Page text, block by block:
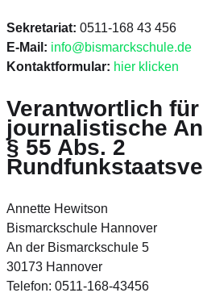
Sekretariat: 0511-168 43 456
E-Mail: info@bismarckschule.de
Kontaktformular: hier klicken
Verantwortlich
journalistische
§ 55 Abs. 2
Annette Hewitson
Bismarckschule Hannover
An der Bismarckschule 5
30173 Hannover
Telefon: 0511-168-43456